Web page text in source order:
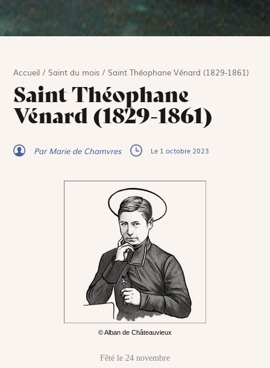
Accueil / Saint du mois / Saint Théophane Vénard (1829-1861)
Saint Théophane
Vénard (1829-1861)
Par Marie de Chamvres Le 1 octobre 2023
© Alban de Châteauvieux
Fêté le 24 novembre